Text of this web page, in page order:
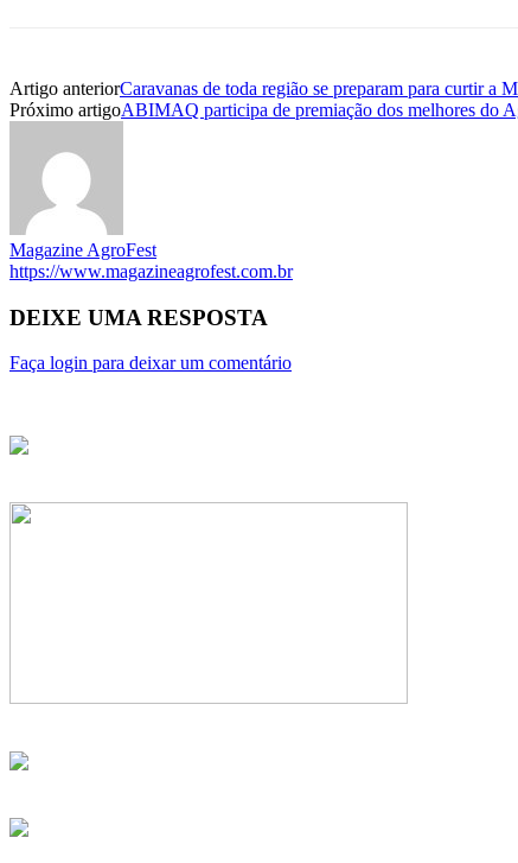
Artigo anteriorCaravanas de toda região se preparam para curtir a
Próximo artigoABIMAQ participa de premiação dos melhores do
Magazine AgroFest
https://www.magazineagrofest.com.br
DEIXE UMA RESPOSTA
Faça login para deixar um comentário